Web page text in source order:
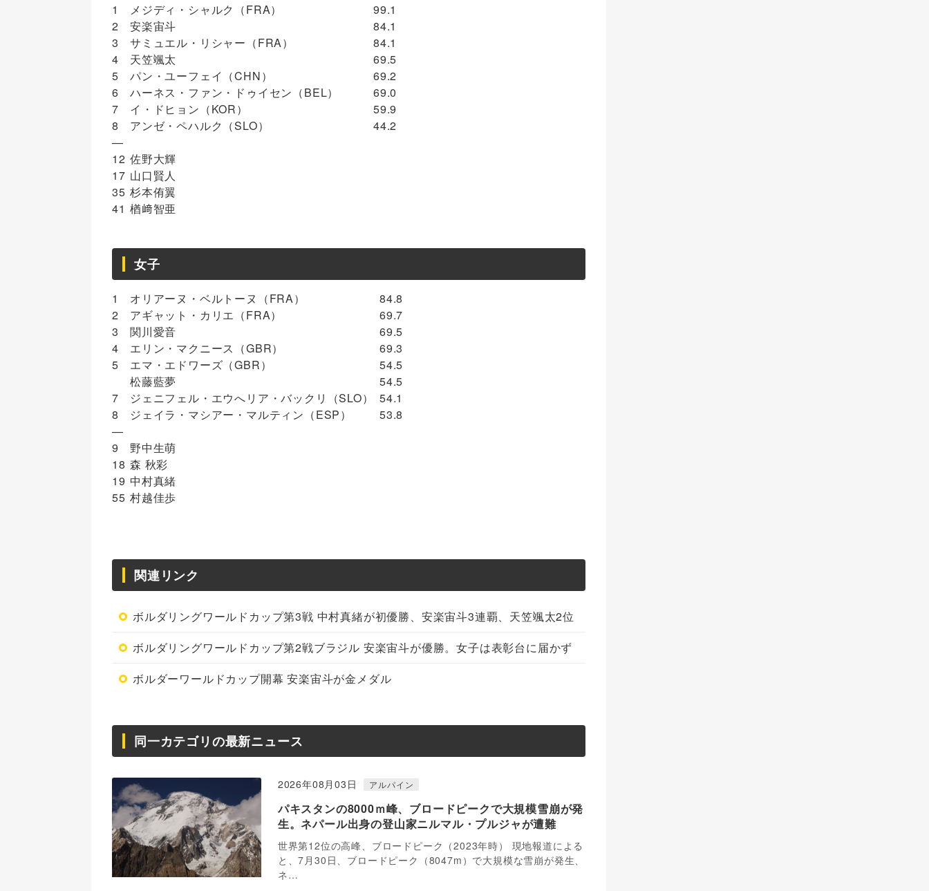
1 メジディ・シャルク（FRA）
99.1
2
安楽宙斗
84.1
3
サミュエル・リシャー（FRA）
84.1
4
天笠颯太
69.5
5
パン・ユーフェイ（CHN）
69.2
6
ハーネス・ファン・ドゥイセン（BEL）
69.0
7
イ・ドヒョン（KOR）
59.9
8
アンゼ・ペハルク（SLO）
44.2
—
12 佐野大輝
17 山口賢人
35 杉本侑翼
41 楢﨑智亜
女子
1 オリアーヌ・ベルトーヌ（FRA）
84.8
2
アギャット・カリエ（FRA）
69.7
3
関川愛音
69.5
4
エリン・マクニース（GBR）
69.3
5
エマ・エドワーズ（GBR）
54.5
松藤藍夢
54.5
7
ジェニフェル・エウへリア・バックリ（SLO）
54.1
8
ジェイラ・マシアー・マルティン（ESP）
53.8
—
9
野中生萌
18 森 秋彩
19 中村真緒
55 村越佳歩
関連リンク
ボルダリングワールドカップ第3戦 中村真緒が初優勝、安楽宙斗3連覇、天笠颯太2位
ボルダリングワールドカップ第2戦ブラジル 安楽宙斗が優勝。女子は表彰台に届かず
ボルダーワールドカップ開幕 安楽宙斗が金メダル
同一カテゴリの最新ニュース
2026年08月03日 アルパイン
パキスタンの8000ｍ峰、ブロードピークで大規模雪崩が発
生。ネパール出身の登山家ニルマル・プルジャが遭難
世界第12位の高峰、ブロードピーク（2023年時） 現地報道による
と、7月30日、ブロードピーク（8047m）で大規模な雪崩が発生、
ネ…